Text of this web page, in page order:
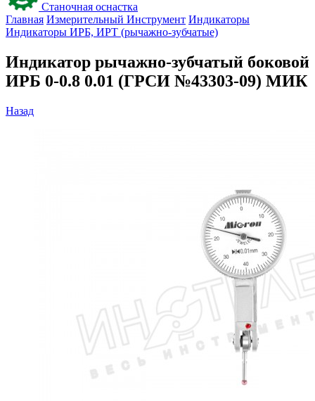
Станочная оснастка
Главная Измерительный Инструмент Индикаторы
Индикаторы ИРБ, ИРТ (рычажно-зубчатые)
Индикатор рычажно-зубчатый боковой
ИРБ 0-0.8 0.01 (ГРСИ №43303-09) МИК
Назад